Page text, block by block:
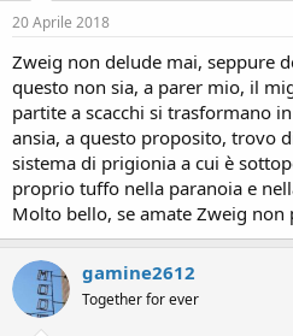
20 Aprile 2018
Zweig non delude mai, seppure
questo non sia, a parer mio, il
partite a scacchi si trasformano
ansia, a questo proposito, trovo
sistema di prigionia a cui è
proprio tuffo nella paranoia e
Molto bello, se amate Zweig non
gamine2612
Together for ever